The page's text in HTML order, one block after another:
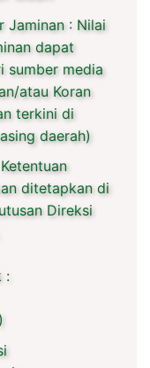
Jaminan : Nilai
dapat
sumber media
atau Koran
terkini di
daerah)
ditetapkan di
Direksi
: